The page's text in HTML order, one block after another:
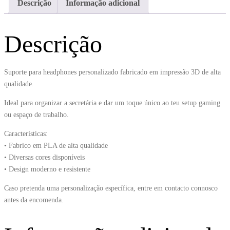
Descrição Informação adicional
Descrição
Suporte para headphones personalizado fabricado em impressão 3D de alta
qualidade.
Ideal para organizar a secretária e dar um toque único ao teu setup gaming
ou espaço de trabalho.
Características:
• Fabrico em PLA de alta qualidade
• Diversas cores disponíveis
• Design moderno e resistente
Caso pretenda uma personalização específica, entre em contacto connosco
antes da encomenda.